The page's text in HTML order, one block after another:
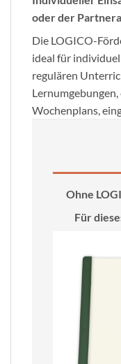
oder der
Die LOGICO-
ideal für
regulären
Wochenplans,
Ohne
Für